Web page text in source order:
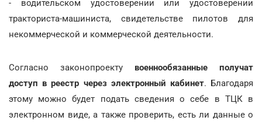
- водительском удостоверении или удостоверении
тракториста-машиниста, свидетельстве пилотов для
некоммерческой и коммерческой деятельности.
Согласно законопроекту военнообязанные получат
доступ в реестр через электронный кабинет. Благодаря
этому можно будет подать сведения о себе в ТЦК в
электронном виде, а также проверить, есть ли данные о